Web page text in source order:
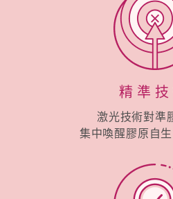
精準
激光技術對準
集中喚醒膠原自